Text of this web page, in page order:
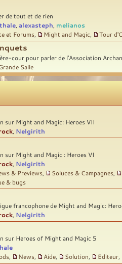
de tout et de rien
alexasteph melianos
et Forums Might and Magic Tour
cour pour parler de l'Association
Salle
sur Might and Magic: Heroes VII
Nelgirith
sur Might and Magic : Heroes VI
Nelgirith
& Previews Soluces & Campagnes
& bugs
francophone de Might and Magic:
Nelgirith
sur Heroes of Might and Magic 5
News Aide Solution Editeur